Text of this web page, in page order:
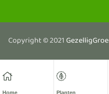
Home Planten
Copyright © 2021